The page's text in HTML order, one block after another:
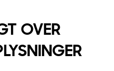
OVER